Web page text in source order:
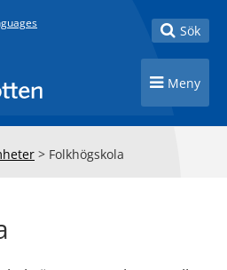
Toggle
Sök
Toggle
Meny
> Folkhögskola